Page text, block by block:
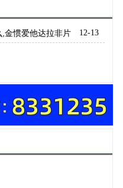
12-13
金惯爱他达拉非片